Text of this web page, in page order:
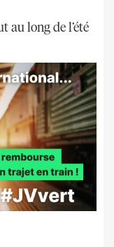
au long de l’été